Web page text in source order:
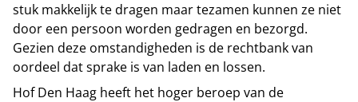
stuk makkelijk te dragen maar tezamen kunnen ze niet
door een persoon worden gedragen en bezorgd.
Gezien deze omstandigheden is de rechtbank van
oordeel dat sprake is van laden en lossen.
Hof Den Haag heeft het hoger beroep van de